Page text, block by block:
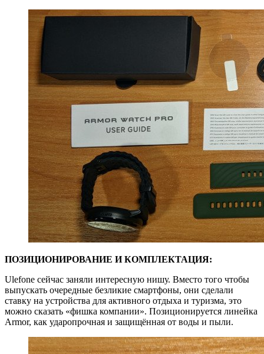
ПОЗИЦИОНИРОВАНИЕ И КОМПЛЕКТАЦИЯ:
Ulefone сейчас заняли интересную нишу. Вместо того чтобы
выпускать очередные безликие смартфоны, они сделали
ставку на устройства для активного отдыха и туризма, это
можно сказать «фишка компании». Позиционируется линейка
Armor, как ударопрочная и защищённая от воды и пыли.